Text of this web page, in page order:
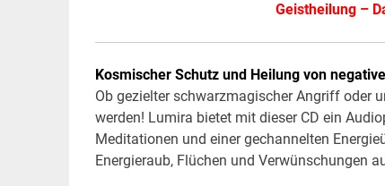
Geistheilung –
Kosmischer Schutz und Heilung von
Ob gezielter schwarzmagischer Angriff oder
werden! Lumira bietet mit dieser CD ein
Meditationen und einer gechannelten
Energieraub, Flüchen und Verwünschungen